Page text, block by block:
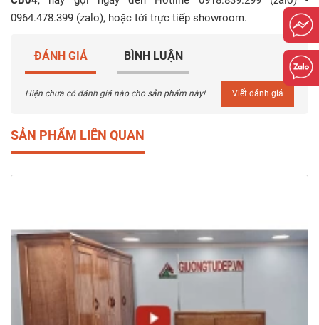
0964.478.399 (zalo), hoặc tới trực tiếp showroom.
ĐÁNH GIÁ BÌNH LUẬN
Hiện chưa có đánh giá nào cho sản phẩm này! Viết đánh giá
SẢN PHẨM LIÊN QUAN